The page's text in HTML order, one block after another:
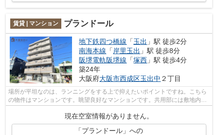
賃貸 | マンション プランドール
地下鉄四つ橋線 「玉出 」駅 徒歩2分
南海本線 「岸里玉出 」駅 徒歩8分
阪堺電軌阪堺線 「塚西 」駅 徒歩4分
築24年
大阪府大阪市西成区玉出中 ２丁目
場所が平坦なのは、ランニングをする上で抑えたいポイントですね。こちら
の物件はマンションです。眺望良好なマンションです。共用部には敷地内ご
現在空室情報がありません。
「プランドール」への